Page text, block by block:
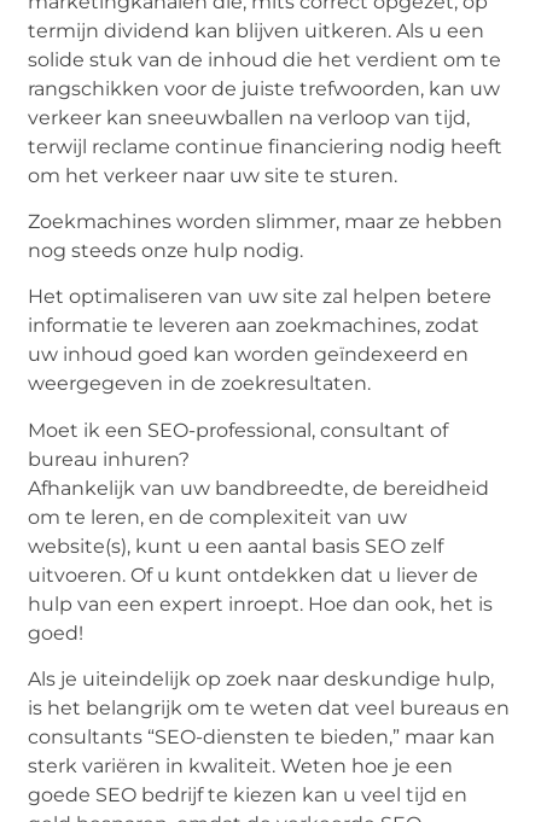
termijn dividend kan blijven uitkeren. Als u een
solide stuk van de inhoud die het verdient om te
rangschikken voor de juiste trefwoorden, kan uw
verkeer kan sneeuwballen na verloop van tijd,
terwijl reclame continue financiering nodig heeft
om het verkeer naar uw site te sturen.
Zoekmachines worden slimmer, maar ze hebben
nog steeds onze hulp nodig.
Het optimaliseren van uw site zal helpen betere
informatie te leveren aan zoekmachines, zodat
uw inhoud goed kan worden geïndexeerd en
weergegeven in de zoekresultaten.
Moet ik een SEO-professional, consultant of
bureau inhuren?
Afhankelijk van uw bandbreedte, de bereidheid
om te leren, en de complexiteit van uw
website(s), kunt u een aantal basis SEO zelf
uitvoeren. Of u kunt ontdekken dat u liever de
hulp van een expert inroept. Hoe dan ook, het is
goed!
Als je uiteindelijk op zoek naar deskundige hulp,
is het belangrijk om te weten dat veel bureaus en
consultants “SEO-diensten te bieden,” maar kan
sterk variëren in kwaliteit. Weten hoe je een
goede SEO bedrijf te kiezen kan u veel tijd en